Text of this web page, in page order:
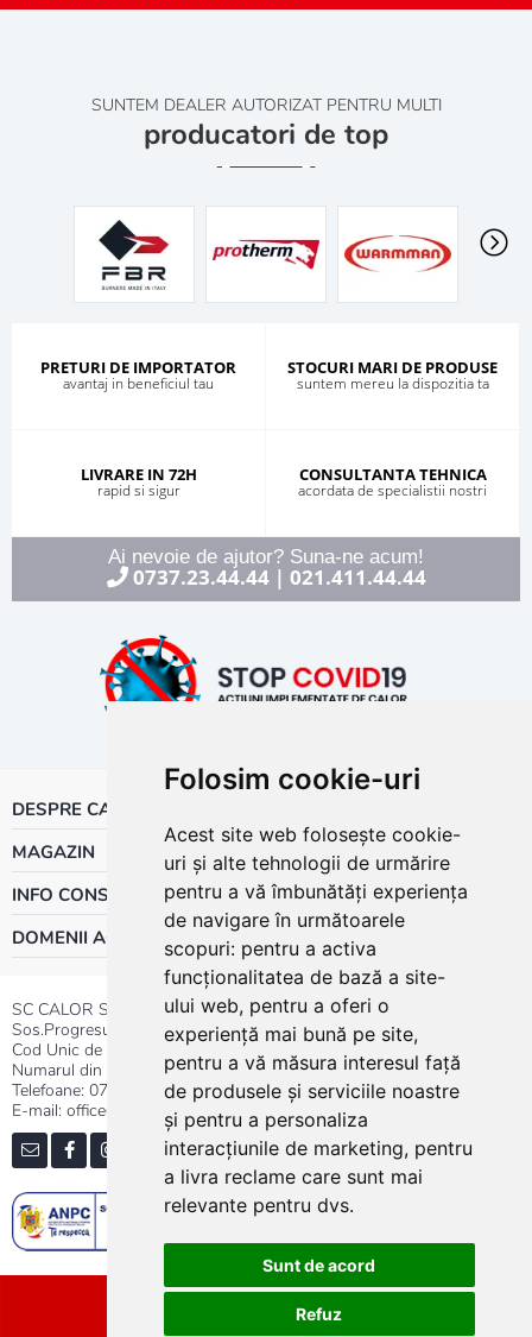
Folosim cookie-uri
Acest site web folosește cookie-
uri și alte tehnologii de urmărire
pentru a vă îmbunătăți experiența
de navigare în următoarele
scopuri: pentru a activa
funcționalitatea de bază a site-
ului web, pentru a oferi o
experiență mai bună pe site,
pentru a vă măsura interesul față
de produsele și serviciile noastre
și pentru a personaliza
interacțiunile de marketing, pentru
a livra reclame care sunt mai
relevante pentru dvs.
Sunt de acord
Refuz
SUNTEM DEALER AUTORIZAT PENTRU MULTI
producatori de top
PRETURI DE IMPORTATOR
avantaj in beneficiul tau
STOCURI MARI DE PRODUSE
suntem mereu la dispozitia ta
LIVRARE IN 72H
rapid si sigur
CONSULTANTA TEHNICA
acordata de specialistii nostri
Ai nevoie de ajutor? Suna-ne acum!
0737.23.44.44| 021.411.44.44
DESPRE CALOR
MAGAZIN
INFO CONSUMATOR
DOMENII ACTIVITATE
SC CALOR SRL
Sos.Progresului nr.30-40, Sector 5, Bucuresti
Cod Unic de Inregistrare: RO 3004724
Numarul din Registrul Comertului:J40/13176/1991
Telefoane: 0737.23.44.44|021.411.44.44
E-mail: office@calor.ro